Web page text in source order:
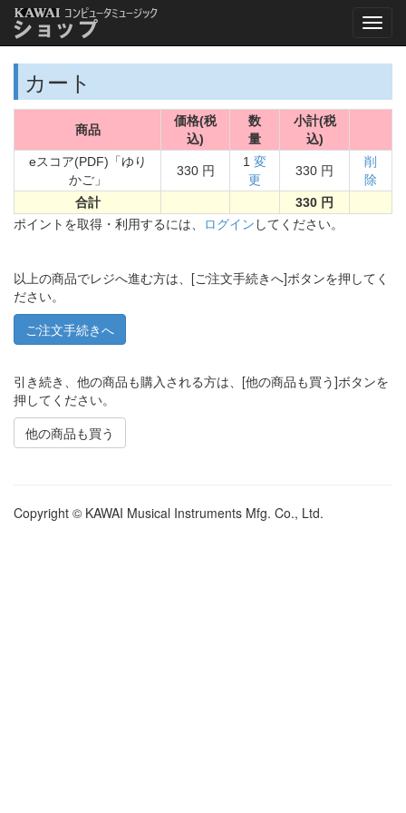
カート
商品
価格(税
込)
数
量
小計(税
込)
eスコア(PDF)「ゆり
かご」
330 円
1 変
更
330 円
削
除
合計
330 円
ポイントを取得・利用するには、 ログイン してください。
以上の商品でレジへ進む方は、[ご注文手続きへ]ボタンを押してく
ださい。
引き続き、他の商品も購入される方は、[他の商品も買う]ボタンを
押してください。
他の商品も買う
Copyright © KAWAI Musical Instruments Mfg. Co., Ltd.